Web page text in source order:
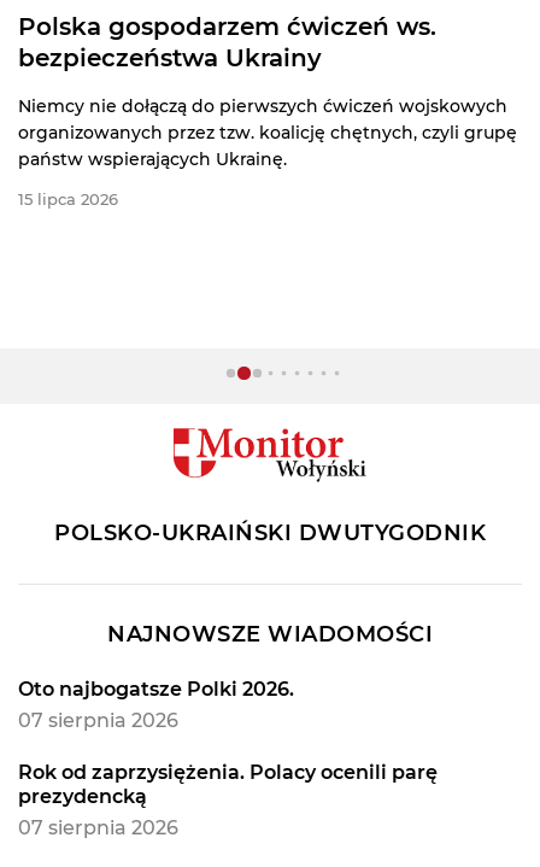
Polska gospodarzem ćwiczeń ws.
bezpieczeństwa Ukrainy
Niemcy nie dołączą do pierwszych ćwiczeń wojskowych
organizowanych przez tzw. koalicję chętnych, czyli grupę
państw wspierających Ukrainę.
15 lipca 2026
POLSKO-UKRAIŃSKI DWUTYGODNIK
NAJNOWSZE WIADOMOŚCI
Oto najbogatsze Polki 2026.
07 sierpnia 2026
Rok od zaprzysiężenia. Polacy ocenili parę
prezydencką
07 sierpnia 2026